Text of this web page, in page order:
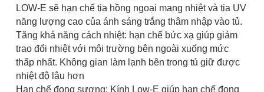
LOW-E sẽ hạn chế tia hồng ngoại mang nhiệt và tia UV
năng lượng cao của ánh sáng trắng thâm nhập vào tủ.
Tăng khả năng cách nhiệt: hạn chế bức xạ giúp giảm
trao đổi nhiệt với môi trường bên ngoài xuống mức
thấp nhất. Không gian làm lạnh bên trong tủ giữ được
nhiệt độ lâu hơn
Hạn chế đọng sương: Kính Low-E giúp hạn chế đọng